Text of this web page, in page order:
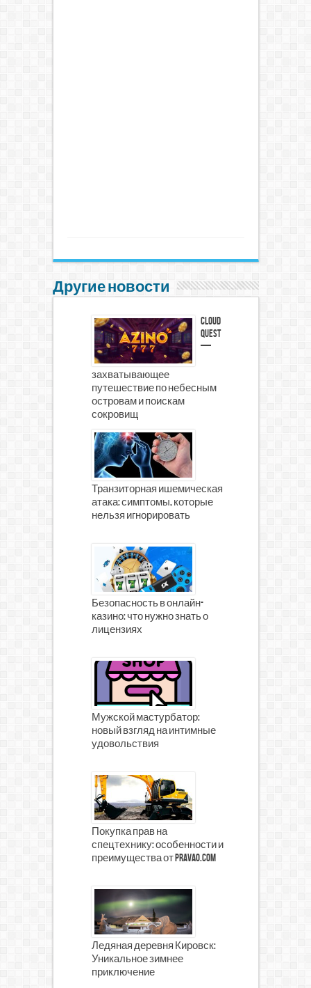
Другие новости
Cloud
Quest
—
захватывающее
путешествие по небесным
островам и поискам
сокровищ
Транзиторная ишемическая
атака: симптомы, которые
нельзя игнорировать
Безопасность в онлайн-
казино: что нужно знать о
лицензиях
Мужской мастурбатор:
новый взгляд на интимные
удовольствия
Покупка прав на
спецтехнику: особенности и
преимущества от prava0.com
Ледяная деревня Кировск:
Уникальное зимнее
приключение